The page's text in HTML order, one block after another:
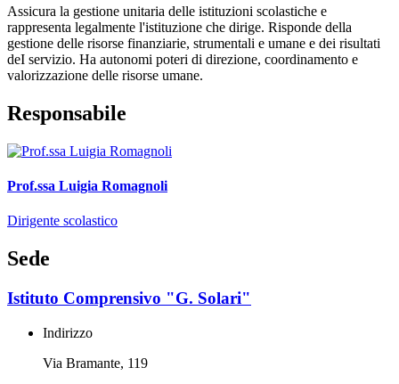
Assicura la gestione unitaria delle istituzioni scolastiche e
rappresenta legalmente l'istituzione che dirige. Risponde della
gestione delle risorse finanziarie, strumentali e umane e dei risultati
deI servizio. Ha autonomi poteri di direzione, coordinamento e
valorizzazione delle risorse umane.
Responsabile
Prof.ssa Luigia Romagnoli
Dirigente scolastico
Sede
Istituto Comprensivo "G. Solari"
Indirizzo
Via Bramante, 119